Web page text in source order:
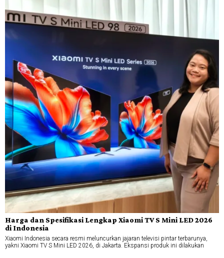
Harga dan Spesifikasi Lengkap Xiaomi TV S Mini LED 2026
di Indonesia
Xiaomi Indonesia secara resmi meluncurkan jajaran televisi pintar terbarunya,
yakni Xiaomi TV S Mini LED 2026, di Jakarta. Ekspansi produk ini dilakukan